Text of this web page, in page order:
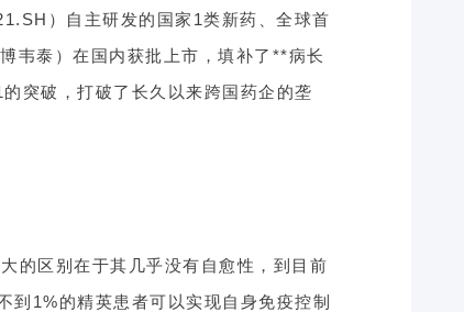
）自主研发的国家1类新药、全球首
韦泰）在国内获批上市，填补了**病长
突破，打破了长久以来跨国药企的垄
的区别在于其几乎没有自愈性，到目前
1%的精英患者可以实现自身免疫控制